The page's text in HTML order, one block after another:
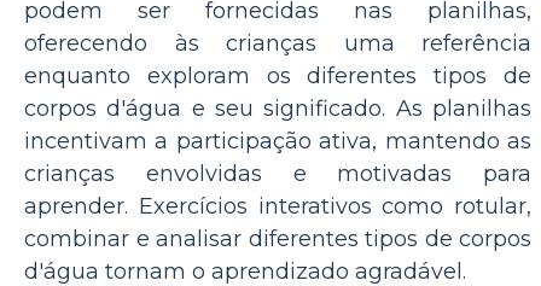
podem ser fornecidas nas planilhas,
oferecendo às crianças uma referência
enquanto exploram os diferentes tipos de
corpos d'água e seu significado. As planilhas
incentivam a participação ativa, mantendo as
crianças envolvidas e motivadas para
aprender. Exercícios interativos como rotular,
combinar e analisar diferentes tipos de corpos
d'água tornam o aprendizado agradável.